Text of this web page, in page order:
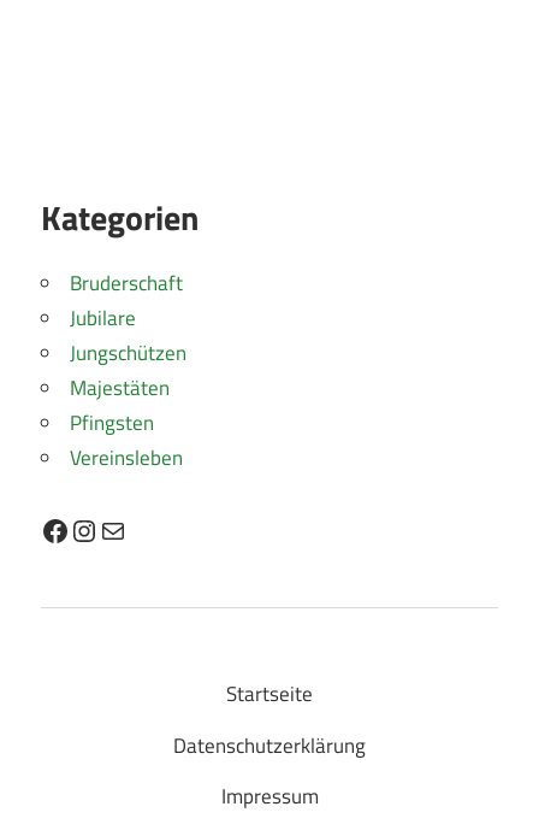
Kategorien
Bruderschaft
Jubilare
Jungschützen
Majestäten
Pfingsten
Vereinsleben
Facebook
Instagram
E-Mail
Startseite
Datenschutzerklärung
Impressum